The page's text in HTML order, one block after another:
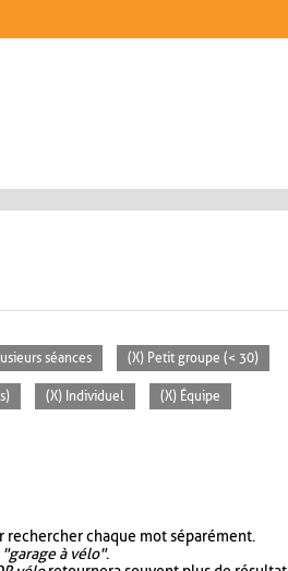
séances (X) Petit groupe (< 30)
(X) Individuel (X) Équipe
chaque mot séparément.
"garage à vélo".